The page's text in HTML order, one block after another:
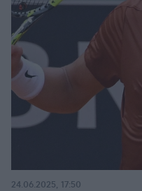
24.06.2025, 17:50